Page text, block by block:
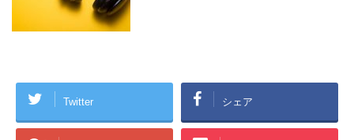
Twitter シェア